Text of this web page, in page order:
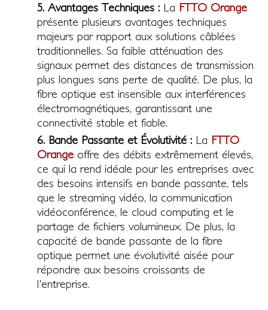
5. Avantages Techniques : La FTTO Orange
présente plusieurs avantages techniques
majeurs par rapport aux solutions câblées
traditionnelles. Sa faible atténuation des
signaux permet des distances de transmission
plus longues sans perte de qualité. De plus, la
fibre optique est insensible aux interférences
électromagnétiques, garantissant une
connectivité stable et fiable.
6. Bande Passante et Évolutivité : La FTTO
Orange offre des débits extrêmement élevés,
ce qui la rend idéale pour les entreprises avec
des besoins intensifs en bande passante, tels
que le streaming vidéo, la communication
vidéoconférence, le cloud computing et le
partage de fichiers volumineux. De plus, la
capacité de bande passante de la fibre
optique permet une évolutivité aisée pour
répondre aux besoins croissants de
l'entreprise.